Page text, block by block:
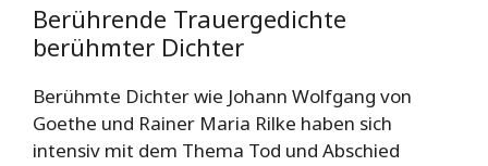
Berührende Trauergedichte
berühmter Dichter
Berühmte Dichter wie Johann Wolfgang von
Goethe und Rainer Maria Rilke haben sich
intensiv mit dem Thema Tod und Abschied